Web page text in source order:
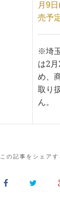
月9
売予
※埼
は2
め、
取り
ん。
この記事をシェアす